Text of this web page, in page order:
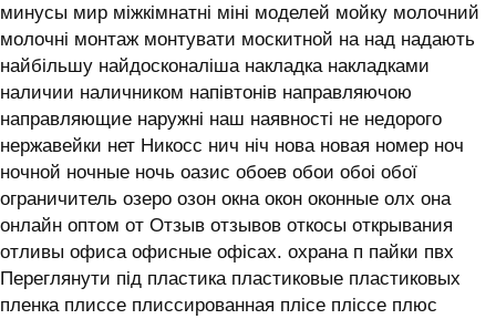
минусы мир міжкімнатні міні моделей мойку молочний
молочні монтаж монтувати москитной на над надають
найбільшу найдосконаліша накладка накладками
наличии наличником напівтонів направляючою
направляющие наружні наш наявності не недорого
нержавейки нет Никосс нич ніч нова новая номер ноч
ночной ночные ночь оазис обоев обои обоі обої
ограничитель озеро озон окна окон оконные олх она
онлайн оптом от Отзыв отзывов откосы открывания
отливы офиса офисные офісах. охрана п пайки пвх
Переглянути під пластика пластиковые пластиковых
пленка плиссе плиссированная плісе пліссе плюс